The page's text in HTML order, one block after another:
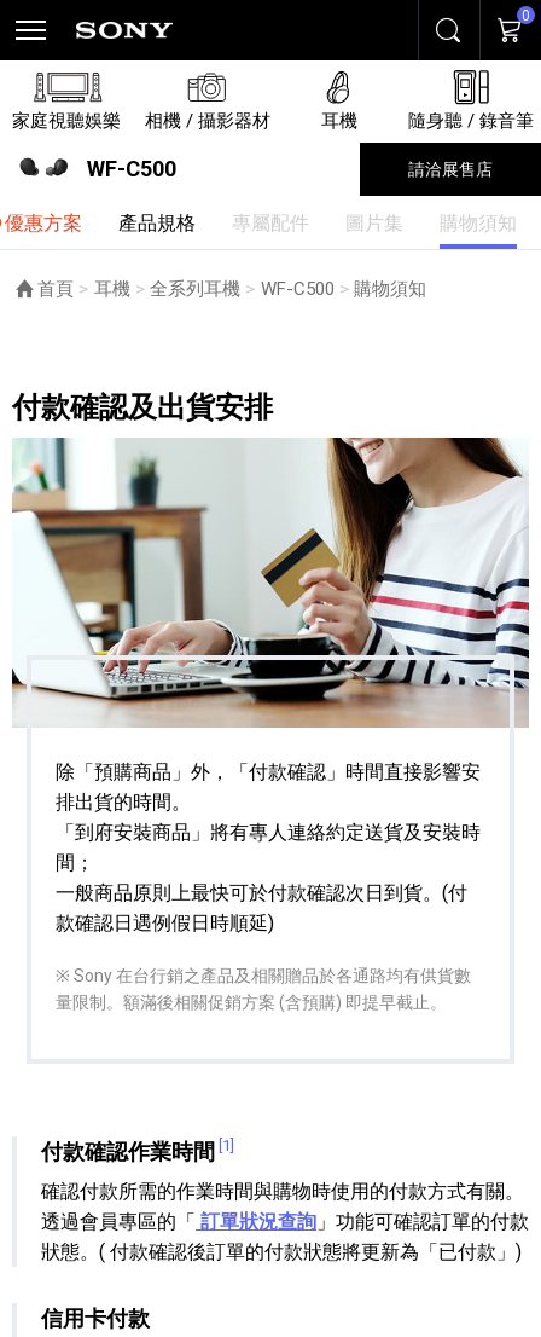
搜尋 購物
0
家庭視聽娛樂 相機 / 攝影器材 耳機 隨身聽 / 錄音筆
WF-C500 請洽展售店
優惠方案 產品規格 專屬配件 圖片集 購物須知
首頁 耳機 全系列耳機 WF-C500 目前頁面：
購物須知
付款確認及出貨安排
除「預購商品」外，「付款確認」時間直接影響安
排出貨的時間。
「到府安裝商品」將有專人連絡約定送貨及安裝時
間；
一般商品原則上最快可於付款確認次日到貨。(付
款確認日遇例假日時順延)
※ Sony 在台行銷之產品及相關贈品於各通路均有供貨數
量限制。額滿後相關促銷方案 (含預購) 即提早截止。
付款確認作業時間 [1]
確認付款所需的作業時間與購物時使用的付款方式有關。
透過會員專區的「 訂單狀況查詢 」功能可確認訂單的付款
狀態。( 付款確認後訂單的付款狀態將更新為「已付款」)
信用卡付款